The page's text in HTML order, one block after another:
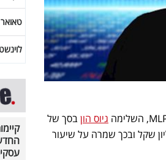
גיוס הוןבסך של
הכשרת היישוב בהיקף של כ-57.6 מיליון שקל ובכך שמרה על שיעור
טאואר